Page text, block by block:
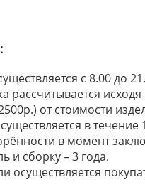
с 8.00 до
рассчитывается
от стоимости
в
в момент
и сборку – 3 года.
осуществляется